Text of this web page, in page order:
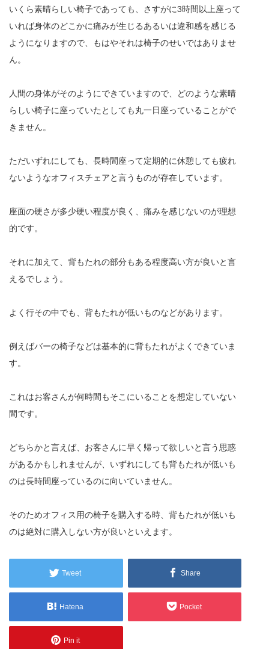
いくら素晴らしい椅子であっても、さすがに3時間以上座って
いれば身体のどこかに痛みが生じるあるいは違和感を感じる
ようになりますので、もはやそれは椅子のせいではありませ
ん。
人間の身体がそのようにできていますので、どのような素晴
らしい椅子に座っていたとしても丸一日座っていることがで
きません。
ただいずれにしても、長時間座って定期的に休憩しても疲れ
ないようなオフィスチェアと言うものが存在しています。
座面の硬さが多少硬い程度が良く、痛みを感じないのが理想
的です。
それに加えて、背もたれの部分もある程度高い方が良いと言
えるでしょう。
よく行その中でも、背もたれが低いものなどがあります。
例えばバーの椅子などは基本的に背もたれがよくできていま
す。
これはお客さんが何時間もそこにいることを想定していない
間です。
どちらかと言えば、お客さんに早く帰って欲しいと言う思惑
があるかもしれませんが、いずれにしても背もたれが低いも
のは長時間座っているのに向いていません。
そのためオフィス用の椅子を購入する時、背もたれが低いも
のは絶対に購入しない方が良いといえます。
Tweet Share
Hatena Pocket
Pin it